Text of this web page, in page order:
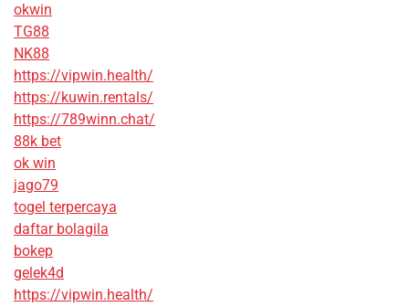
okwin
TG88
NK88
https://vipwin.health/
https://kuwin.rentals/
https://789winn.chat/
88k bet
ok win
jago79
togel terpercaya
daftar bolagila
bokep
gelek4d
https://vipwin.health/